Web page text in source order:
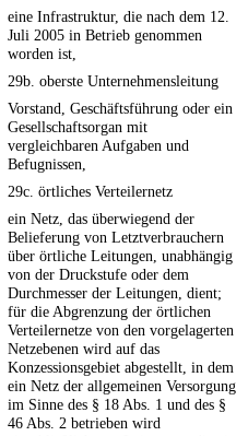
eine Infrastruktur, die nach dem 12.
Juli 2005 in Betrieb genommen
worden ist,
29b. oberste Unternehmensleitung
Vorstand, Geschäftsführung oder ein
Gesellschaftsorgan mit
vergleichbaren Aufgaben und
Befugnissen,
29c. örtliches Verteilernetz
ein Netz, das überwiegend der
Belieferung von Letztverbrauchern
über örtliche Leitungen, unabhängig
von der Druckstufe oder dem
Durchmesser der Leitungen, dient;
für die Abgrenzung der örtlichen
Verteilernetze von den vorgelagerten
Netzebenen wird auf das
Konzessionsgebiet abgestellt, in dem
ein Netz der allgemeinen Versorgung
im Sinne des § 18 Abs. 1 und des §
46 Abs. 2 betrieben wird